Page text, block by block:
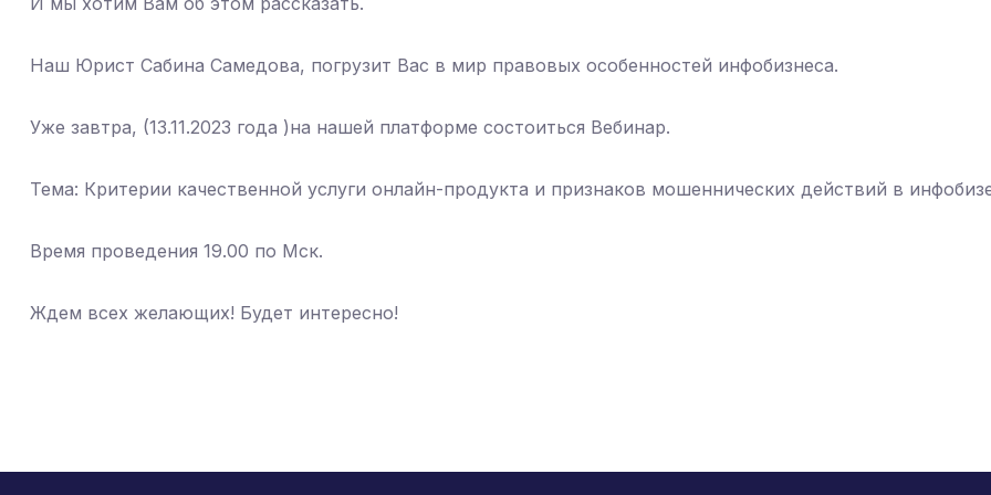
Наш Юрист Сабина Самедова, погрузит Вас в мир правовых особенностей инфобизнеса.
Уже завтра, (13.11.2023 года )на нашей платформе состоиться Вебинар.
Тема: Критерии качественной услуги онлайн-продукта и признаков мошеннических действий в
Время проведения 19.00 по Мск.
Ждем всех желающих! Будет интересно!